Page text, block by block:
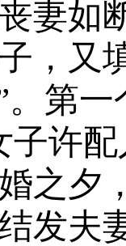
妻如
，又
。第
子许
之夕
发夫